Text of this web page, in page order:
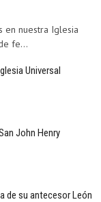
en nuestra Iglesia
fe...
Universal
John Henry
de su antecesor León